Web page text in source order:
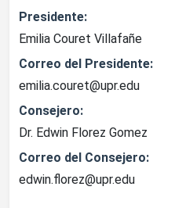
Presidente:
Emilia Couret Villafañe
Correo del Presidente:
emilia.couret@upr.edu
Consejero:
Dr. Edwin Florez Gomez
Correo del Consejero:
edwin.florez@upr.edu